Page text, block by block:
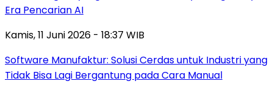
Era Pencarian AI
Kamis, 11 Juni 2026 - 18:37 WIB
Software Manufaktur: Solusi Cerdas untuk Industri yang
Tidak Bisa Lagi Bergantung pada Cara Manual